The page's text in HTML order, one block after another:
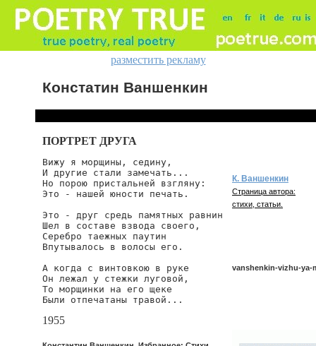
разместить рекламу
Констатин Ваншенкин
ПОРТРЕТ ДРУГА
Вижу я морщины, седину,
И другие стали замечать...
Но порою пристальней взгляну:
Это - нашей юности печать.
Это - друг средь памятных равнин
Шел в составе взвода своего,
Серебро таежных паутин
Впутывалось в волосы его.
А когда с винтовкою в руке
Он лежал у стежки луговой,
То морщинки на его щеке
Были отпечатаны травой...
1955
К. Ваншенкин
Страница автора:
стихи, статьи.
vanshenkin-vizhu-ya-